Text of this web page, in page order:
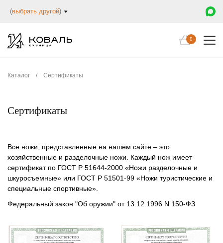
(выбрать другой)
0
Каталог / Сертификаты
Сертификаты
Все ножи, представленные на нашем сайте – это
хозяйственные и разделочные ножи. Каждый нож имеет
сертификат по ГОСТ Р 51644-2000 «Ножи разделочные и
шкуросъемные» или ГОСТ Р 51501-99 «Ножи туристические и
специальные спортивные».
Федеральный закон "Об оружии" от 13.12.1996 N 150-ФЗ